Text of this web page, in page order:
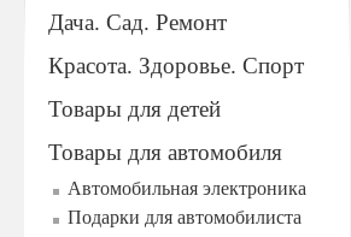
Дача. Сад. Ремонт
Красота. Здоровье. Спорт
Товары для детей
Товары для автомобиля
Автомобильная электроника
Подарки для автомобилиста